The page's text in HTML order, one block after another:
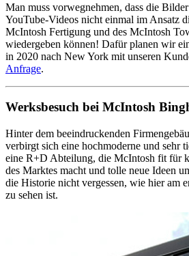
Man muss vorwegnehmen, dass die
YouTube-Videos nicht einmal im Ansatz
McIntosh Fertigung und des McIntosh
wiedergeben können! Dafür planen wir
in 2020 nach New York mit unseren
Anfrage.
Werksbesuch bei McIntosh
Hinter dem beeindruckenden
verbirgt sich eine hochmoderne und sehr
eine R+D Abteilung, die McIntosh fit für
des Marktes macht und tolle neue Ideen
die Historie nicht vergessen, wie hier am
zu sehen ist.